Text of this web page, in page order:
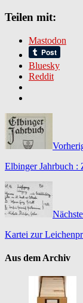
Teilen mit:
Mastodon
Bluesky
Reddit
Elbinger Jahrbuch :
Kartei zur
Aus dem Archiv